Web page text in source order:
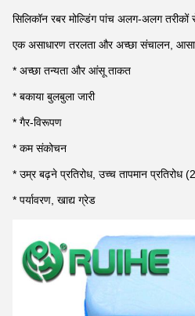
सिलिकॉन रबर मोल्डिंग पांच अलग-अलग तरीकों
एक असाधारण तरलता और अच्छा संचालन,
* अच्छा तन्यता और आंसू ताकत
* बकाया बुलबुला जारी
* गैर-विरूपण
* कम संकोचन
* उम्र बढ़ने प्रतिरोध, उच्च तापमान प्रतिरोध
* पर्यावरण, खाद्य ग्रेड